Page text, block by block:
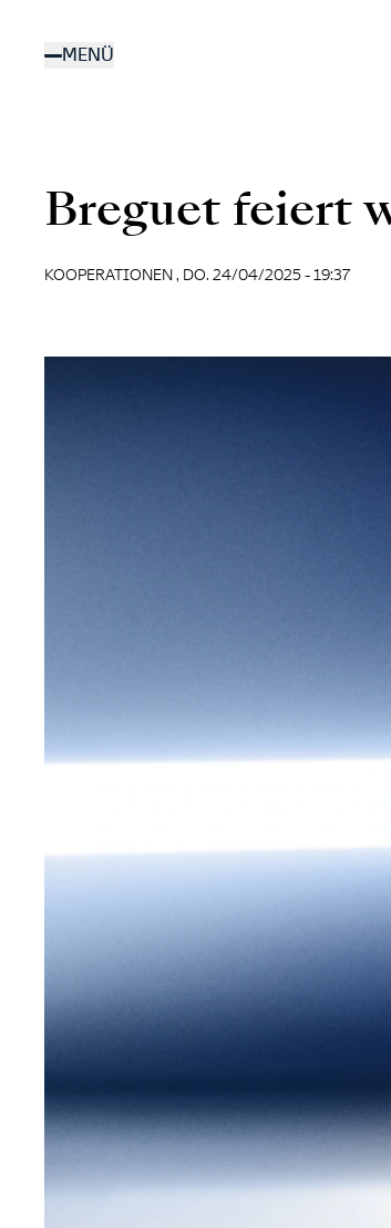
MENÜ
Breguet feiert
KOOPERATIONEN , DO. 24/04/2025 - 19:37